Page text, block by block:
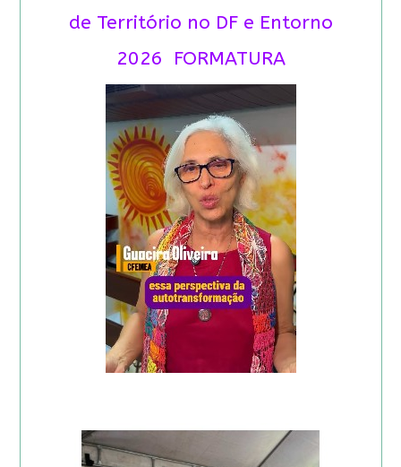
de Território no DF e Entorno
2026 FORMATURA